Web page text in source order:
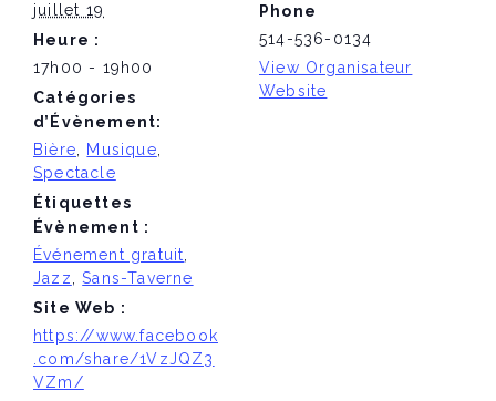
juillet 19
Heure :
17h00 - 19h00
Catégories
d’Évènement:
Bière, Musique,
Spectacle
Étiquettes
Évènement :
Événement gratuit,
Jazz,Sans-Taverne
Site Web :
https://www.facebook
.com/share/1VzJQZ3
VZm/
Phone
514-536-0134
View Organisateur
Website